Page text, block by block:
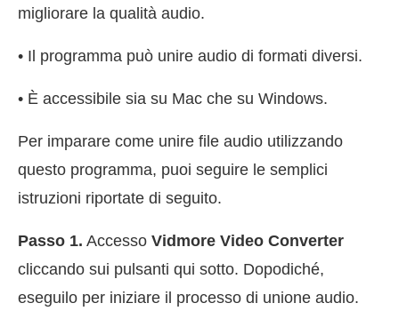
migliorare la qualità audio.
• Il programma può unire audio di formati diversi.
• È accessibile sia su Mac che su Windows.
Per imparare come unire file audio utilizzando
questo programma, puoi seguire le semplici
istruzioni riportate di seguito.
Passo 1. Accesso Vidmore Video Converter
cliccando sui pulsanti qui sotto. Dopodiché,
eseguilo per iniziare il processo di unione audio.